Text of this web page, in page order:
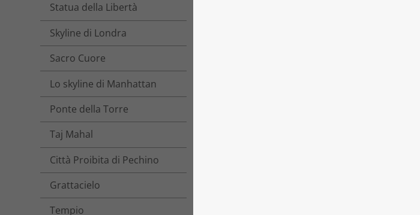
Statua della Libertà
Skyline di Londra
Sacro Cuore
Lo skyline di Manhattan
Ponte della Torre
Taj Mahal
Città Proibita di Pechino
Grattacielo
Tempio